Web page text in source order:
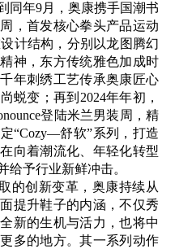
同年9月，奥康携手国潮书
，首发核心拳头产品运动
计结构，分别以龙图腾幻
神，东方传统雅色加成时
年刺绣工艺传承奥康匠心
蜕变；再到2024年年初，
登陆米兰男装周，精
“Cozy—舒软”系列，打造
向着潮流化、年轻化转型
给予行业新鲜冲击。
的创新变革，奥康持续从
提升鞋子的内涵，不仅秀
新的生机与活力，也将中
多的地方。其一系列动作